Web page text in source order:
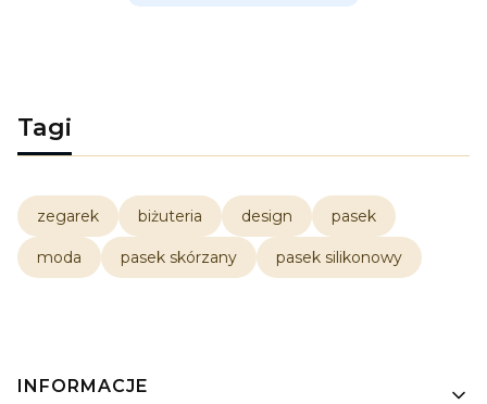
Tagi
zegarek biżuteria design pasek
moda pasek skórzany pasek silikonowy
Linki w stopce
INFORMACJE